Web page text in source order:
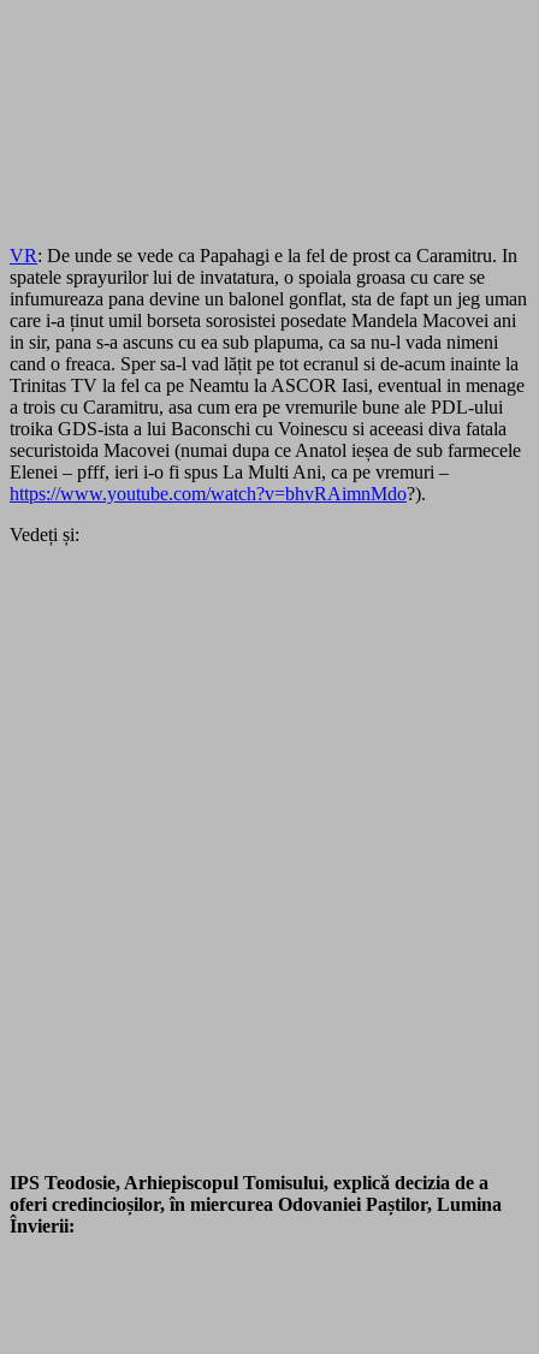
VR: De unde se vede ca Papahagi e la fel de prost ca Caramitru. In
spatele sprayurilor lui de invatatura, o spoiala groasa cu care se
infumureaza pana devine un balonel gonflat, sta de fapt un jeg uman
care i-a ținut umil borseta sorosistei posedate Mandela Macovei ani
in sir, pana s-a ascuns cu ea sub plapuma, ca sa nu-l vada nimeni
cand o freaca. Sper sa-l vad lățit pe tot ecranul si de-acum inainte la
Trinitas TV la fel ca pe Neamtu la ASCOR Iasi, eventual in menage
a trois cu Caramitru, asa cum era pe vremurile bune ale PDL-ului
troika GDS-ista a lui Baconschi cu Voinescu si aceeasi diva fatala
securistoida Macovei (numai dupa ce Anatol ieșea de sub farmecele
Elenei – pfff, ieri i-o fi spus La Multi Ani, ca pe vremuri –
https://www.youtube.com/watch?v=bhvRAimnMdo?).
Vedeți și:
IPS Teodosie, Arhiepiscopul Tomisului, explică decizia de a
oferi credincioșilor, în miercurea Odovaniei Paștilor, Lumina
Învierii: